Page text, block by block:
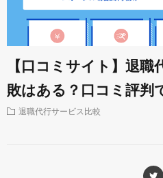
【口コミサイト】退
敗はある？口コミ評判
退職代行サービス比較